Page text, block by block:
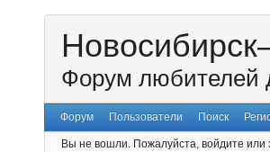
Форум любителей
Форум Пользователи Поиск
Вы не вошли. Пожалуйста, войдите или